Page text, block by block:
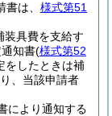
は、 様式第51
装具費を支給す
知書(様式第52
をしたときは補
、当該申請者
により通知する